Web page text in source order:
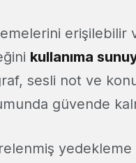
erişilebilir
kullanıma
sesli not ve
güvende